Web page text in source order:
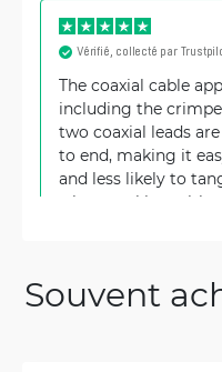
Vérifié, collecté par
The coaxial cable
including the
two coaxial leads
to end, making it
and less likely to
when working with
connectors
Souvent